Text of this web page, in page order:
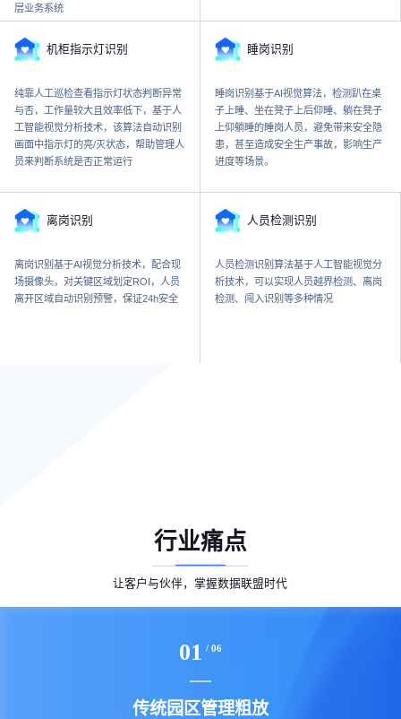
层业务系统
机柜指示灯识别
纯靠人工巡检查看指示灯状态判断异常
与否，工作量较大且效率低下，基于人
工智能视觉分析技术，该算法自动识别
画面中指示灯的亮/灭状态，帮助管理人
员来判断系统是否正常运行
睡岗识别
睡岗识别基于AI视觉算法，检测趴在桌
子上睡、坐在凳子上后仰睡、躺在凳子
上仰躺睡的睡岗人员，避免带来安全隐
患，甚至造成安全生产事故，影响生产
进度等场景。
离岗识别
离岗识别基于AI视觉分析技术，配合现
场摄像头，对关键区域划定ROI，人员
离开区域自动识别预警，保证24h安全
人员检测识别
人员检测识别算法基于人工智能视觉分
析技术，可以实现人员越界检测、离岗
检测、闯入识别等多种情况
行业痛点
让客户与伙伴，掌握数据联盟时代
01 / 06
传统园区管理粗放